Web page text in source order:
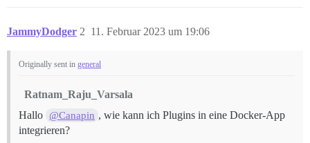
JammyDodger 11. Februar 2023 um 19:06
2
Originally sent in general
Ratnam_Raju_Varsala
Hallo @Canapin , wie kann ich Plugins in eine Docker-App
integrieren?